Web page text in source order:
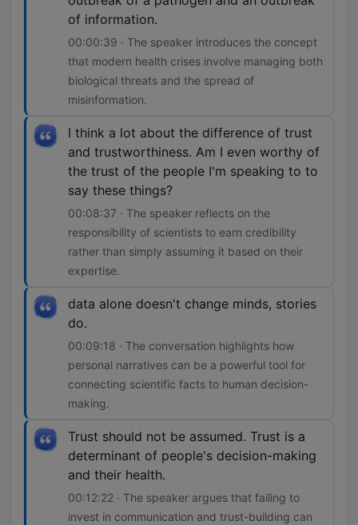
of information.
00:00:39 · The speaker introduces the concept
that modern health crises involve managing both
biological threats and the spread of
misinformation.
I think a lot about the difference of trust
and trustworthiness. Am I even worthy of
the trust of the people I'm speaking to to
say these things?
00:08:37 · The speaker reflects on the
responsibility of scientists to earn credibility
rather than simply assuming it based on their
expertise.
data alone doesn't change minds, stories
do.
00:09:18 · The conversation highlights how
personal narratives can be a powerful tool for
connecting scientific facts to human decision-
making.
Trust should not be assumed. Trust is a
determinant of people's decision-making
and their health.
00:12:22 · The speaker argues that failing to
invest in communication and trust-building can